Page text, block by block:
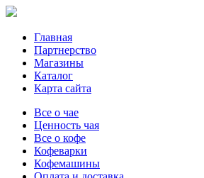
Главная
Партнерство
Магазины
Каталог
Карта сайта
Все о чае
Ценность чая
Все о кофе
Кофеварки
Кофемашины